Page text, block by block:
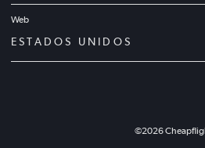
Web
ESTADOS UNIDOS
©2026